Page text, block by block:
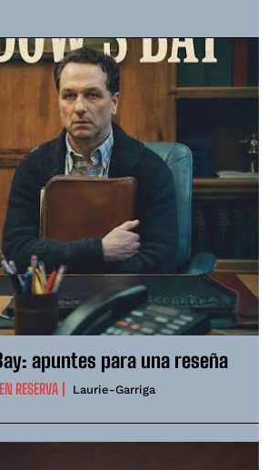
apuntes para una reseña
EN RESERVA Laurie-Garriga